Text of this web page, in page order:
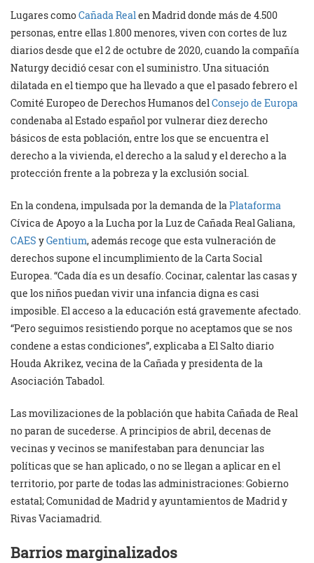
Lugares comoCañada Realen Madrid donde más de 4.500
personas, entre ellas 1.800 menores, viven con cortes de luz
diarios desde que el 2 de octubre de 2020, cuando la compañía
Naturgy decidió cesar con el suministro. Una situación
dilatada en el tiempo que ha llevado a que el pasado febrero el
Comité Europeo de Derechos Humanos delConsejo de Europa
condenaba al Estado español por vulnerar diez derecho
básicos de esta población, entre los que se encuentra el
derecho a la vivienda, el derecho a la salud y el derecho a la
protección frente a la pobreza y la exclusión social.
En la condena, impulsada por la demanda de laPlataforma
Cívica de Apoyo a la Lucha por la Luz de Cañada Real Galiana,
CAES yGentium, además recoge que esta vulneración de
derechos supone el incumplimiento de la Carta Social
Europea. “Cada día es un desafío. Cocinar, calentar las casas y
que los niños puedan vivir una infancia digna es casi
imposible. El acceso a la educación está gravemente afectado.
“Pero seguimos resistiendo porque no aceptamos que se nos
condene a estas condiciones”, explicaba a El Salto diario
Houda Akrikez, vecina de la Cañada y presidenta de la
Asociación Tabadol.
Las movilizaciones de la población que habita Cañada de Real
no paran de sucederse. A principios de abril, decenas de
vecinas y vecinos se manifestaban para denunciar las
políticas que se han aplicado, o no se llegan a aplicar en el
territorio, por parte de todas las administraciones: Gobierno
estatal; Comunidad de Madrid y ayuntamientos de Madrid y
Rivas Vaciamadrid.
Barrios marginalizados